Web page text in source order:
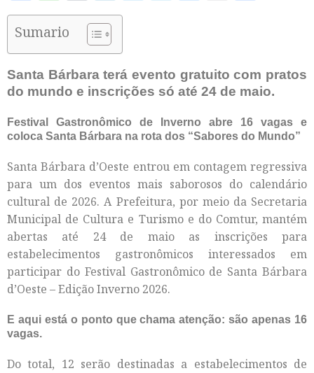
Sumario
Santa Bárbara terá evento gratuito com pratos
do mundo e inscrições só até 24 de maio.
Festival Gastronômico de Inverno abre 16 vagas e
coloca Santa Bárbara na rota dos “Sabores do Mundo”
Santa Bárbara d’Oeste entrou em contagem regressiva
para um dos eventos mais saborosos do calendário
cultural de 2026. A Prefeitura, por meio da Secretaria
Municipal de Cultura e Turismo e do Comtur, mantém
abertas até 24 de maio as inscrições para
estabelecimentos gastronômicos interessados em
participar do Festival Gastronômico de Santa Bárbara
d’Oeste – Edição Inverno 2026.
E aqui está o ponto que chama atenção: são apenas 16
vagas.
Do total, 12 serão destinadas a estabelecimentos de